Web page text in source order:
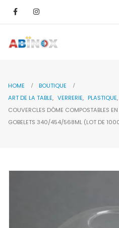
HOME
BOUTIQUE
ART DE LA TABLE, VERRERIE, PLASTIQUE,
COUVERCLES DÔME COMPOSTABLES
GOBELETS 340/454/568ML (LOT DE